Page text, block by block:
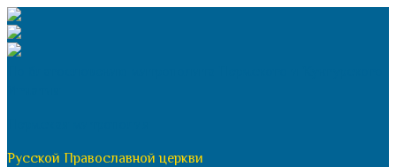
Перейти
к
содержимому
Русской Православной церкви